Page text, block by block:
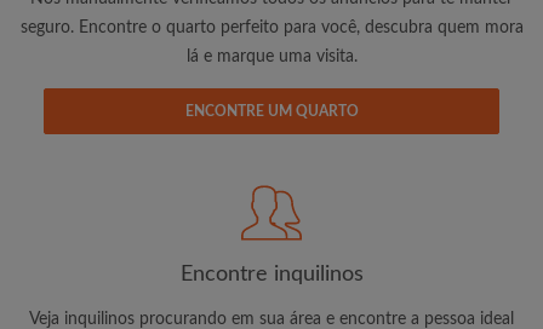
Endereço de e-mail
Palavra passe
Li, entendi e concordo com os
Política de Privadicade
CRIAR PERFIL
seguro. Encontre o quarto perfeito para você, descubra quem mora
lá e marque uma visita.
ENCONTRE UM QUARTO
Encontre inquilinos
Veja inquilinos procurando em sua área e encontre a pessoa ideal